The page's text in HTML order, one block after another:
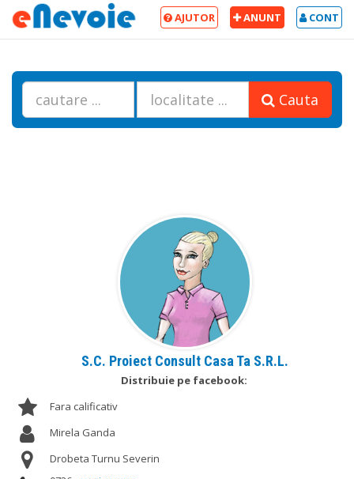
CONT
ANUNT
AJUTOR
Cauta
S.C. Proiect Consult Casa Ta S.R.L.
Distribuie pe facebook:
Fara calificativ
Mirela Ganda
Drobeta Turnu Severin